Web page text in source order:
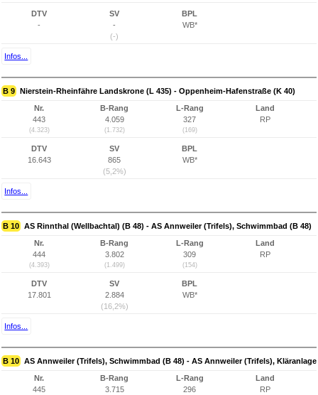
DTV
-
SV
-
(-)
BPL
WB*
Infos...
B 9 Nierstein-Rheinfähre Landskrone (L 435) - Oppenheim-Hafenstraße (K 40)
Nr.
443
(4.323)
B-Rang
4.059
(1.732)
L-Rang
327
(169)
Land
RP
DTV
16.643
SV
865
(5,2%)
BPL
WB*
Infos...
B 10 AS Rinnthal (Wellbachtal) (B 48) - AS Annweiler (Trifels), Schwimmbad (B 48)
Nr.
444
(4.393)
B-Rang
3.802
(1.499)
L-Rang
309
(154)
Land
RP
DTV
17.801
SV
2.884
(16,2%)
BPL
WB*
Infos...
B 10 AS Annweiler (Trifels), Schwimmbad (B 48) - AS Annweiler (Trifels), Kläranlage
Nr.
445
B-Rang
3.715
L-Rang
296
Land
RP